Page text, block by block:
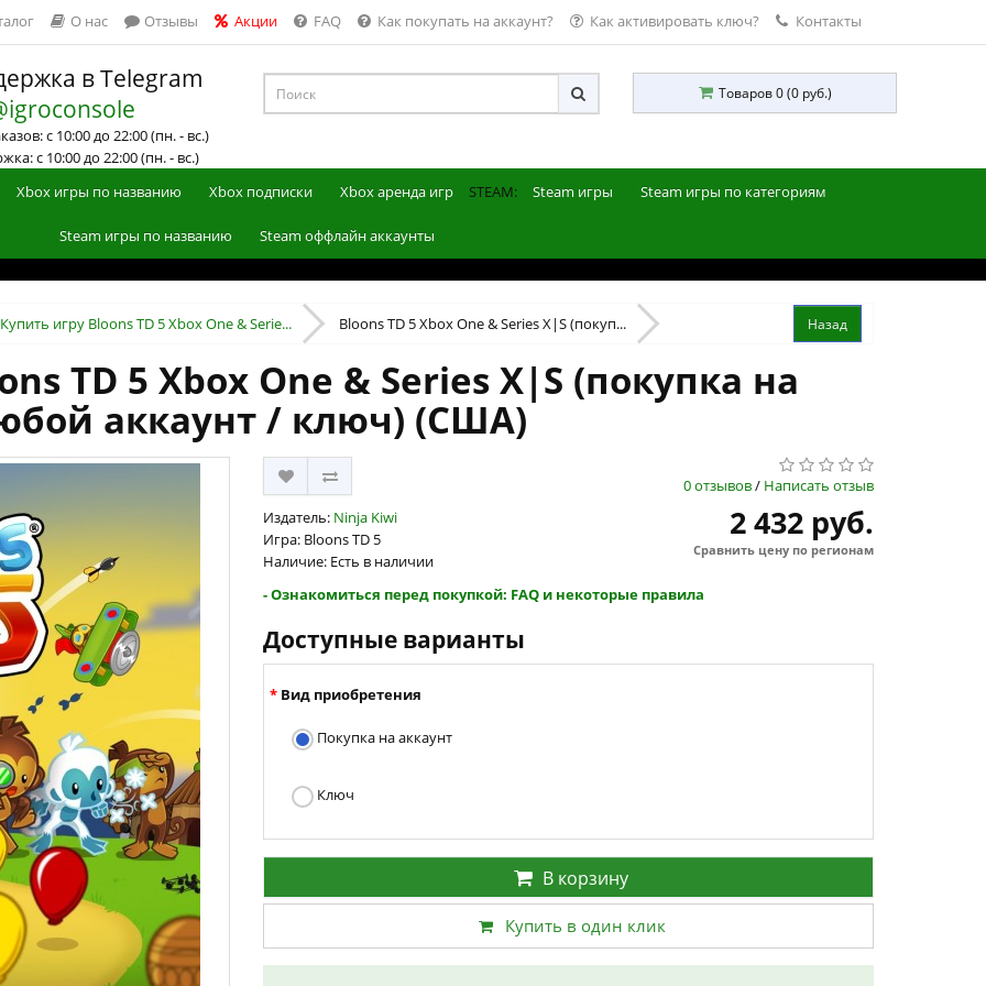
О нас Отзывы Акции FAQ Как покупать на аккаунт? Как активировать ключ? Контакты
в Telegram
с 10:00 до 22:00 (пн. - вс.)
с 10:00 до 22:00 (пн. - вс.)
Товаров 0 (0 руб.)
Xbox игры по названию Xbox подписки Xbox аренда игр STEAM: Steam игры Steam игры по категориям
Steam игры по названию Steam оффлайн аккаунты
Купить игру Bloons TD 5 Xbox One & Serie... Bloons TD 5 Xbox One & Series X|S (покуп...
TD 5 Xbox One & Series X|S (покупка на
аккаунт / ключ) (США)
0 отзывов/ Написать отзыв
Издатель: Ninja Kiwi
Игра: Bloons TD 5
Наличие: Есть в наличии
2 432 руб.
Сравнить цену по регионам
- Ознакомиться перед покупкой: FAQ и некоторые правила
Доступные варианты
Вид приобретения
Покупка на аккаунт
Ключ
В корзину
Купить в один клик